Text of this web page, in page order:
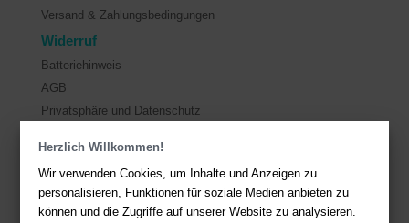
Herzlich Willkommen!
Wir verwenden Cookies, um Inhalte und Anzeigen zu
personalisieren, Funktionen für soziale Medien anbieten zu
können und die Zugriffe auf unserer Website zu analysieren.
Versand & Zahlungsbedingungen
Widerruf
Batteriehinweis
AGB
Privatsphäre und Datenschutz
Sie haben Fragen? Hier finden Sie Antworten auf häufig gestellte
Fragen.